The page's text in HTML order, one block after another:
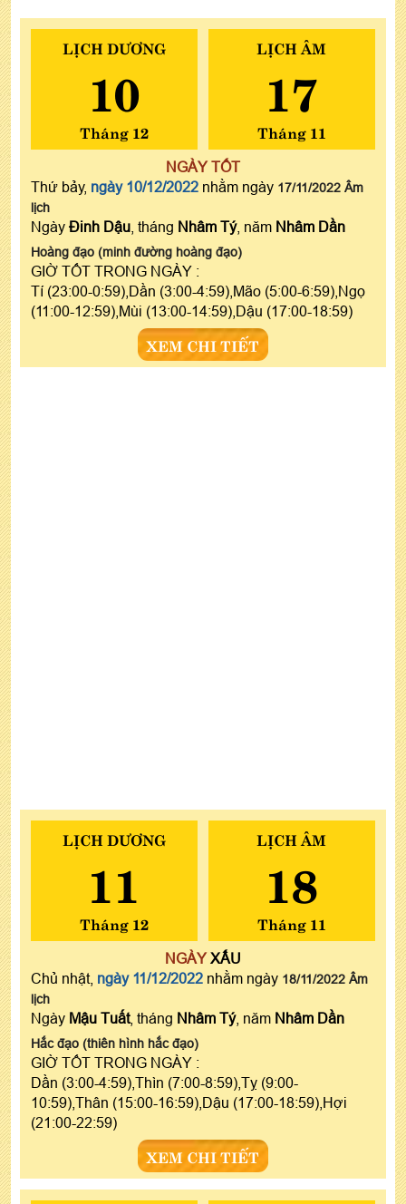
LỊCH DƯƠNG
10
Tháng 12
LỊCH ÂM
17
Tháng 11
NGÀY TỐT
Thứ bảy, ngày 10/12/2022 nhằm ngày 17/11/2022 Âm
lịch
Ngày Đinh Dậu , tháng Nhâm Tý, năm Nhâm Dần
Hoàng đạo (minh đường hoàng đạo)
GIỜ TỐT TRONG NGÀY :
Tí (23:00-0:59),Dần (3:00-4:59),Mão (5:00-6:59),Ngọ
(11:00-12:59),Mùi (13:00-14:59),Dậu (17:00-18:59)
XEM CHI TIẾT
LỊCH DƯƠNG
11
Tháng 12
LỊCH ÂM
18
Tháng 11
NGÀYXẤU
Chủ nhật, ngày 11/12/2022 nhằm ngày 18/11/2022 Âm
lịch
Ngày Mậu Tuất, tháng Nhâm Tý, năm Nhâm Dần
Hắc đạo (thiên hình hắc đạo)
GIỜ TỐT TRONG NGÀY :
Dần (3:00-4:59),Thìn (7:00-8:59),Tỵ (9:00-
10:59),Thân (15:00-16:59),Dậu (17:00-18:59),Hợi
(21:00-22:59)
XEM CHI TIẾT